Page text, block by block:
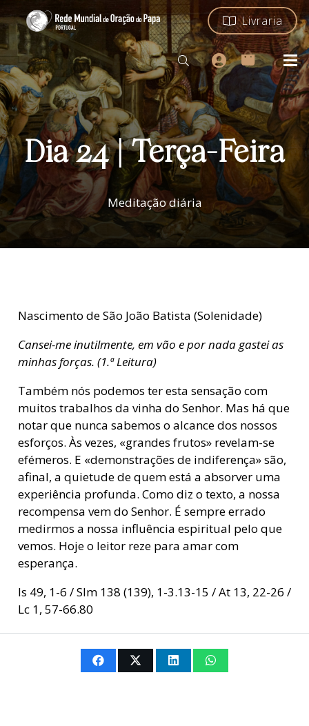
Livraria
Dia 24 | Terça-Feira
Meditação diária
Nascimento de São João Batista (Solenidade)
Cansei-me inutilmente, em vão e por nada gastei as
minhas forças. (1.ª Leitura)
Também nós podemos ter esta sensação com
muitos trabalhos da vinha do Senhor. Mas há que
notar que nunca sabemos o alcance dos nossos
esforços. Às vezes, «grandes frutos» revelam-se
efémeros. E «demonstrações de indiferença» são,
afinal, a quietude de quem está a absorver uma
experiência profunda. Como diz o texto, a nossa
recompensa vem do Senhor. É sempre errado
medirmos a nossa influência espiritual pelo que
vemos. Hoje o leitor reze para amar com
esperança.
Is 49, 1-6 / Slm 138 (139), 1-3.13-15 / At 13, 22-26 /
Lc 1, 57-66.80